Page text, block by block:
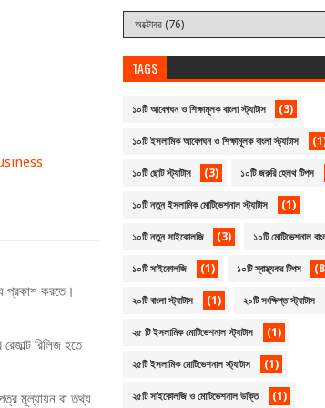
প্রকাশ করতে।
রেজাল্ট রিলিজ হতে
মূল্যায়ন বা তথ্য
TAGS
১০টি আবেগঘন ও শিক্ষামূলক বাংলা স্ট্যাটাস (3)
১০টি ইসলামিক আবেগঘন ও শিক্ষামূলক বাংলা স্ট্যাটাস
১০টি ছোট স্ট্যাটাস (3) ১০টি জরুরি হেলথ টিপস
১০টি নতুন ইসলামিক মোটিভেশনাল স্ট্যাটাস (1)
১০টি নতুন সাইকোলজি (3) ১০টি মোটিভেশনাল
১০টি সাইকোলজি (1) ১০টি স্বাস্থ্যকর টিপস
২০টি বাংলা স্ট্যাটাস (1) ২০টি সংক্ষিপ্ত স্ট্যাটাস
২৫ টি ইসলামিক মোটিভেশনাল স্ট্যাটাস (1)
২৫টি ইসলামিক মোটিভেশনাল স্ট্যাটাস (1)
২৫টি সাইকোলজি ও মোটিভেশনাল উক্তি (1)